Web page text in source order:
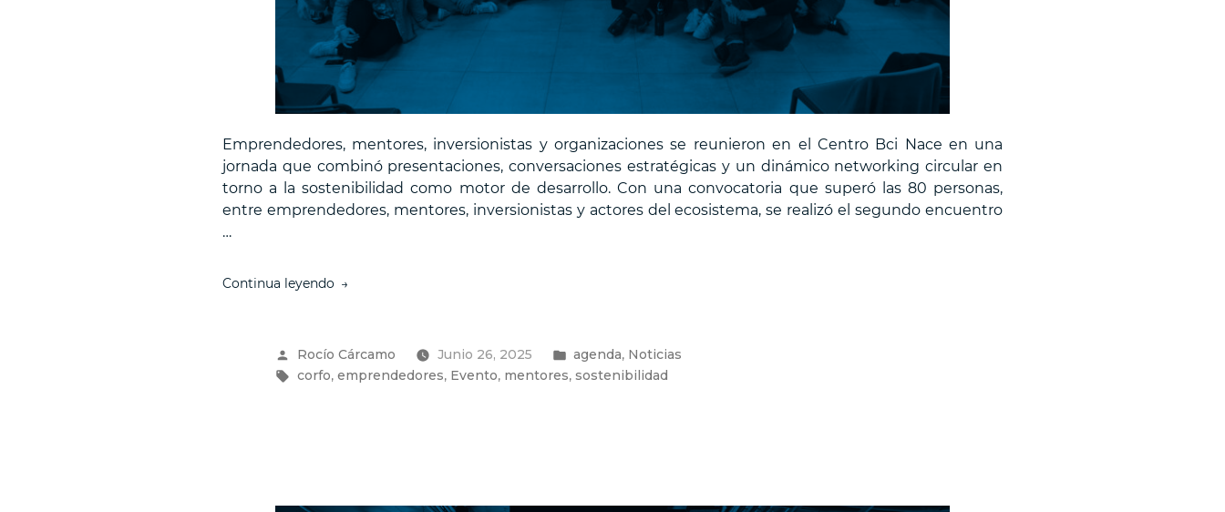
Emprendedores, mentores, inversionistas y organizaciones se reunieron en el Centro Bci Nace en una
jornada que combinó presentaciones, conversaciones estratégicas y un dinámico networking circular en
torno a la sostenibilidad como motor de desarrollo. Con una convocatoria que superó las 80 personas,
entre emprendedores, mentores, inversionistas y actores del ecosistema, se realizó el segundo encuentro
…
Continua leyendo“Encuentro
reunió
a
Publicado
por
Rocío Cárcamo Junio 26, 2025
Publicado
en
agenda, Noticias
Etiquetas:
corfo, emprendedores, Evento, mentores, sostenibilidad